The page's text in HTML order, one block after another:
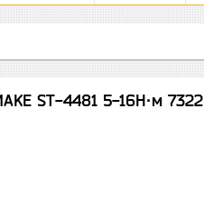
ST-4481 5-16Н·м 7322